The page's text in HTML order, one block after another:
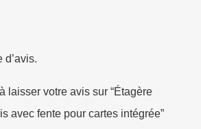
d’avis.
laisser votre avis sur “Étagère
avec fente pour cartes intégrée”